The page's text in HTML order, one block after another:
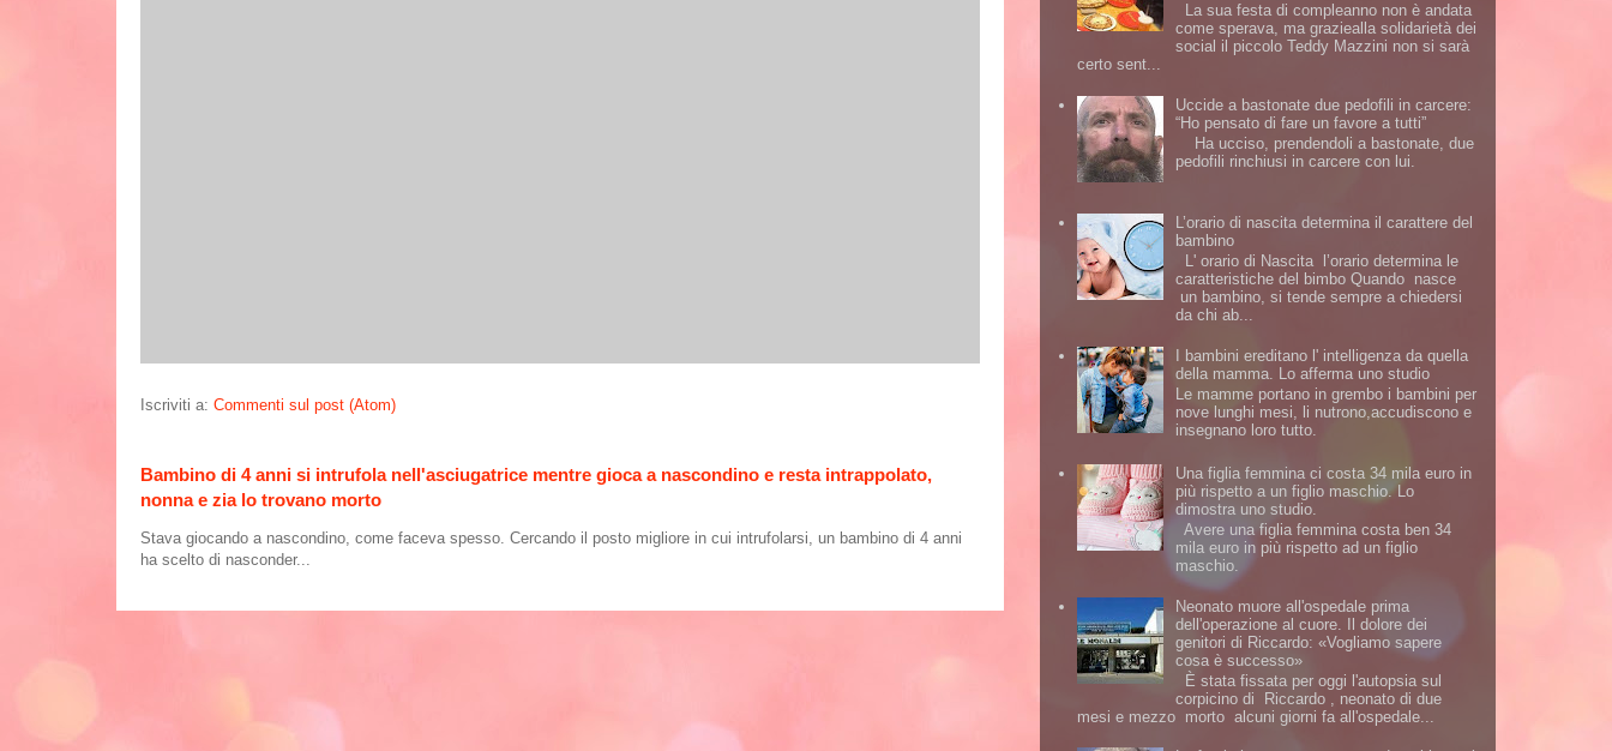
Iscriviti a: Commenti sul post (Atom)
Bambino di 4 anni si intrufola nell'asciugatrice mentre gioca a nascondino e resta intrappolato,
nonna e zia lo trovano morto
Stava giocando a nascondino, come faceva spesso. Cercando il posto migliore in cui intrufolarsi, un bambino di 4 anni
ha scelto di nasconder...
La sua festa di compleanno non è andata
come sperava, ma graziealla solidarietà dei
social il piccolo Teddy Mazzini non si sarà
certo sent...
Uccide a bastonate due pedofili in carcere:
“Ho pensato di fare un favore a tutti”
Ha ucciso, prendendoli a bastonate, due
pedofili rinchiusi in carcere con lui.
L’orario di nascita determina il carattere del
bambino
L' orario di Nascita l’orario determina le
caratteristiche del bimbo Quando nasce
un bambino, si tende sempre a chiedersi
da chi ab...
I bambini ereditano l' intelligenza da quella
della mamma. Lo afferma uno studio
Le mamme portano in grembo i bambini per
nove lunghi mesi, li nutrono,accudiscono e
insegnano loro tutto.
Una figlia femmina ci costa 34 mila euro in
più rispetto a un figlio maschio. Lo
dimostra uno studio.
Avere una figlia femmina costa ben 34
mila euro in più rispetto ad un figlio
maschio.
Neonato muore all'ospedale prima
dell'operazione al cuore. Il dolore dei
genitori di Riccardo: «Vogliamo sapere
cosa è successo»
È stata fissata per oggi l'autopsia sul
corpicino di Riccardo , neonato di due
mesi e mezzo morto alcuni giorni fa all'ospedale...